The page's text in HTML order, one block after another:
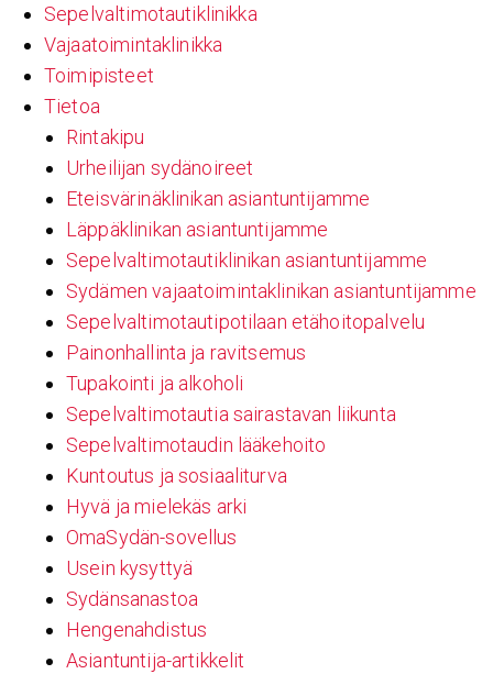
Sepelvaltimotautiklinikka
Vajaatoimintaklinikka
Toimipisteet
Tietoa
Rintakipu
Urheilijan sydänoireet
Eteisvärinäklinikan asiantuntijamme
Läppäklinikan asiantuntijamme
Sepelvaltimotautiklinikan asiantuntijamme
Sydämen vajaatoimintaklinikan asiantuntijamme
Sepelvaltimotautipotilaan etähoitopalvelu
Painonhallinta ja ravitsemus
Tupakointi ja alkoholi
Sepelvaltimotautia sairastavan liikunta
Sepelvaltimotaudin lääkehoito
Kuntoutus ja sosiaaliturva
Hyvä ja mielekäs arki
OmaSydän-sovellus
Usein kysyttyä
Sydänsanastoa
Hengenahdistus
Asiantuntija-artikkelit